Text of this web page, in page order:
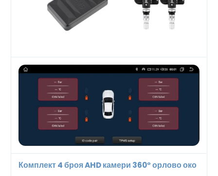
Комплект 4 броя AHD камери 360° орлово око